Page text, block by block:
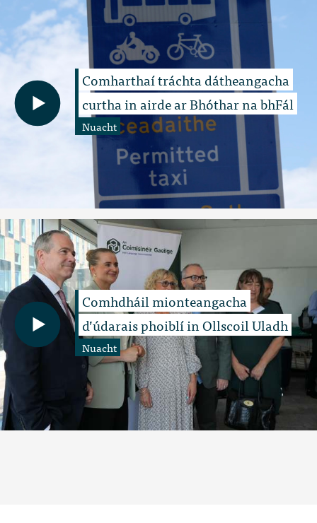
Comharthaí tráchta dátheangacha
curtha in airde ar Bhóthar na bhFál
Nuacht
Comhdháil mionteangacha
d’údarais phoiblí in Ollscoil Uladh
Nuacht